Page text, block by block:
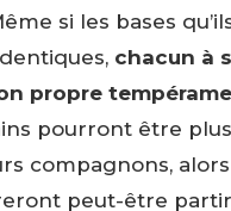
si les bases
chacun à
propre
pourront être
compagnons,
peut-être